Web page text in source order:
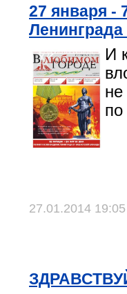
27 января -
И
не
по
27.01.2014 19:05